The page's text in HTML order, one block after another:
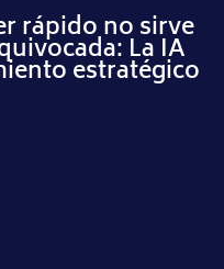
rápido no sirve
La IA
estratégico